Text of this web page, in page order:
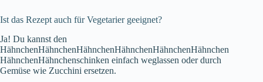
Ist das Rezept auch für Vegetarier geeignet?
Ja! Du kannst den
HähnchenHähnchenHähnchenHähnchenHähnchenHähnchen
HähnchenHähnchenschinken einfach weglassen oder durch
Gemüse wie Zucchini ersetzen.